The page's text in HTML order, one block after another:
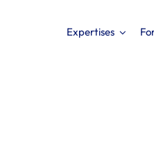
Expertises